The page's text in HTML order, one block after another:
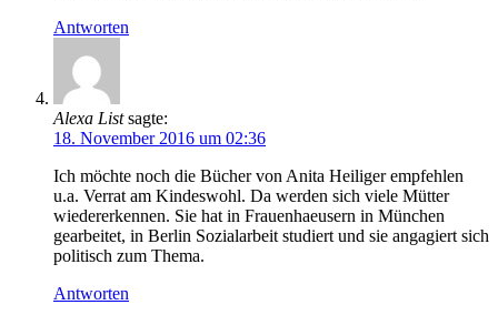
Antworten
Alexa List sagte:
18. November 2016 um 02:36
Ich möchte noch die Bücher von Anita Heiliger empfehlen
u.a. Verrat am Kindeswohl. Da werden sich viele Mütter
wiedererkennen. Sie hat in Frauenhaeusern in München
gearbeitet, in Berlin Sozialarbeit studiert und sie angagiert sich
politisch zum Thema.
Antworten